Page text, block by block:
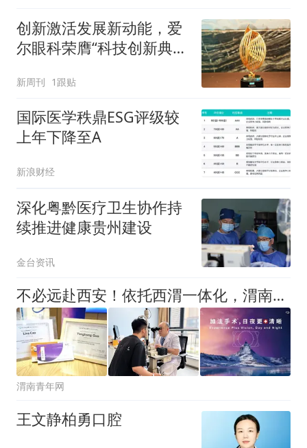
创新激活发展新动能，爱
尔眼科荣膺“科技创新典
新周刊 1跟贴
国际医学秩鼎ESG评级较
上年下降至A
新浪财经
深化粤黔医疗卫生协作持
续推进健康贵州建设
金台资讯
不必远赴西安！依托西渭一体化，渭南爱尔眼科开展新一代EVO+ICL（V5）大光学区高清晶体植入手术
渭南青年网
王文静柏勇口腔